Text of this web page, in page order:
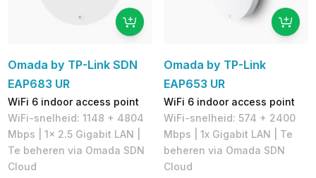
Omada by TP-Link SDN
EAP683 UR
WiFi 6 indoor access point
WiFi-snelheid: 1148 + 4804
Mbps | 1x 2.5 Gigabit LAN |
Te beheren via Omada SDN
Cloud
Omada by TP-Link
EAP653 UR
WiFi 6 indoor access point
WiFi-snelheid: 574 + 2400
Mbps | 1x Gigabit LAN | Te
beheren via Omada SDN
Cloud